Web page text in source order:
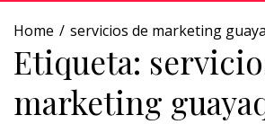
Home servicios de marketing
Etiqueta:
marketing